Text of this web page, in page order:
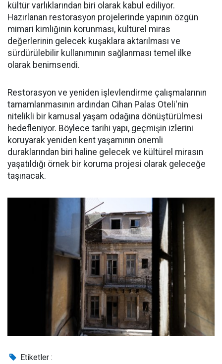
kültür varlıklarından biri olarak kabul ediliyor.
Hazırlanan restorasyon projelerinde yapının özgün
mimari kimliğinin korunması, kültürel miras
değerlerinin gelecek kuşaklara aktarılması ve
sürdürülebilir kullanımının sağlanması temel ilke
olarak benimsendi.
Restorasyon ve yeniden işlevlendirme çalışmalarının
tamamlanmasının ardından Cihan Palas Oteli'nin
nitelikli bir kamusal yaşam odağına dönüştürülmesi
hedefleniyor. Böylece tarihi yapı, geçmişin izlerini
koruyarak yeniden kent yaşamının önemli
duraklarından biri haline gelecek ve kültürel mirasın
yaşatıldığı örnek bir koruma projesi olarak geleceğe
taşınacak.
Etiketler :